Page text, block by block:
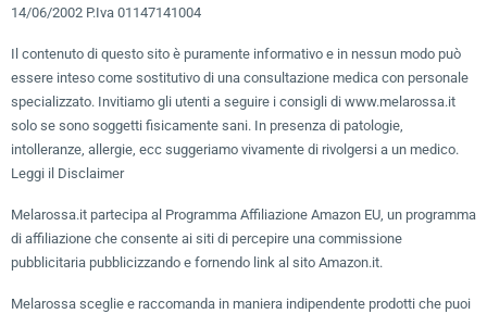
14/06/2002 P.Iva 01147141004
Il contenuto di questo sito è puramente informativo e in nessun modo può
essere inteso come sostitutivo di una consultazione medica con personale
specializzato. Invitiamo gli utenti a seguire i consigli di www.melarossa.it
solo se sono soggetti fisicamente sani. In presenza di patologie,
intolleranze, allergie, ecc suggeriamo vivamente di rivolgersi a un medico.
Leggi il Disclaimer
Melarossa.it partecipa al Programma Affiliazione Amazon EU, un programma
di affiliazione che consente ai siti di percepire una commissione
pubblicitaria pubblicizzando e fornendo link al sito Amazon.it.
Melarossa sceglie e raccomanda in maniera indipendente prodotti che puoi